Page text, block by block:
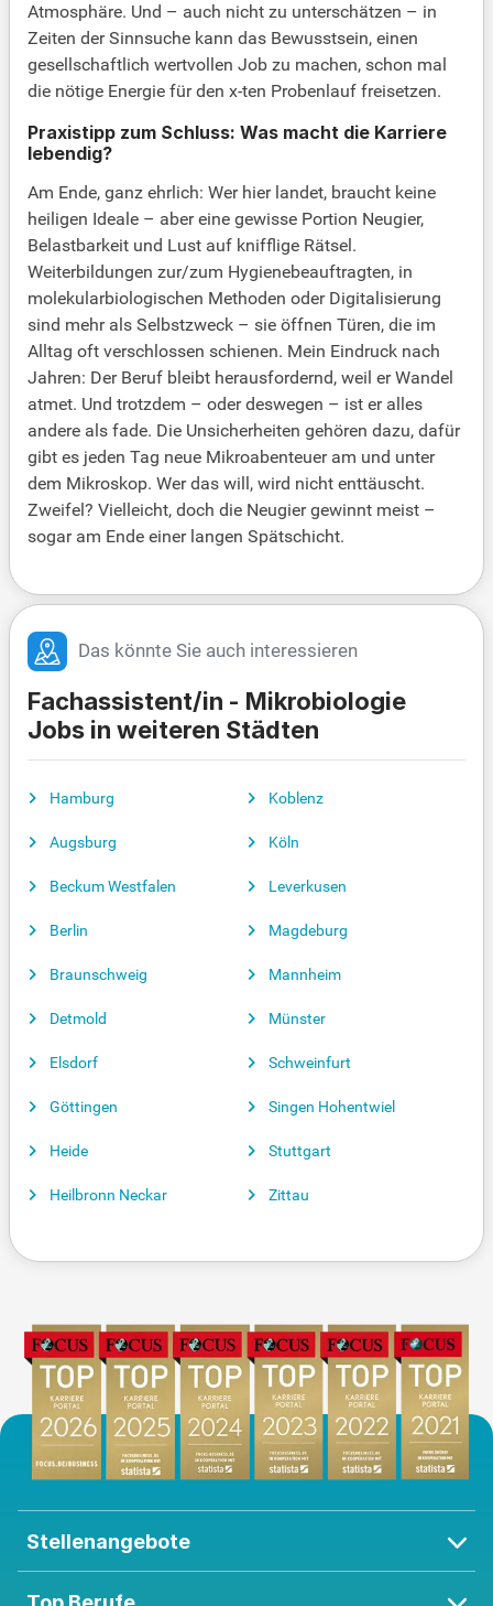
Atmosphäre. Und – auch nicht zu unterschätzen – in
Zeiten der Sinnsuche kann das Bewusstsein, einen
gesellschaftlich wertvollen Job zu machen, schon mal
die nötige Energie für den x-ten Probenlauf freisetzen.
Praxistipp zum Schluss: Was macht die Karriere
lebendig?
Am Ende, ganz ehrlich: Wer hier landet, braucht keine
heiligen Ideale – aber eine gewisse Portion Neugier,
Belastbarkeit und Lust auf knifflige Rätsel.
Weiterbildungen zur/zum Hygienebeauftragten, in
molekularbiologischen Methoden oder Digitalisierung
sind mehr als Selbstzweck – sie öffnen Türen, die im
Alltag oft verschlossen schienen. Mein Eindruck nach
Jahren: Der Beruf bleibt herausfordernd, weil er Wandel
atmet. Und trotzdem – oder deswegen – ist er alles
andere als fade. Die Unsicherheiten gehören dazu, dafür
gibt es jeden Tag neue Mikroabenteuer am und unter
dem Mikroskop. Wer das will, wird nicht enttäuscht.
Zweifel? Vielleicht, doch die Neugier gewinnt meist –
sogar am Ende einer langen Spätschicht.
Das könnte Sie auch interessieren
Fachassistent/in - Mikrobiologie
Jobs in weiteren Städten
Hamburg
Augsburg
Beckum Westfalen
Berlin
Braunschweig
Detmold
Elsdorf
Göttingen
Heide
Heilbronn Neckar
Koblenz
Köln
Leverkusen
Magdeburg
Mannheim
Münster
Schweinfurt
Singen Hohentwiel
Stuttgart
Zittau
Stellenangebote